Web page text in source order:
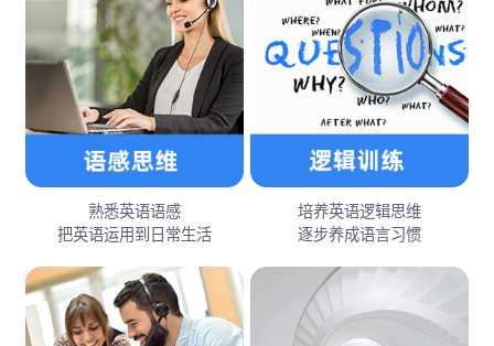
熟悉英语语感
把英语运用到日常生活
培养英语逻辑思维
逐步养成语言习惯